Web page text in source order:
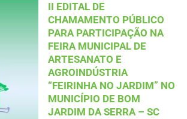
II EDITAL DE
CHAMAMENTO PÚBLICO
PARA PARTICIPAÇÃO NA
FEIRA MUNICIPAL DE
ARTESANATO E
AGROINDÚSTRIA
“FEIRINHA NO JARDIM” NO
MUNICÍPIO DE BOM
JARDIM DA SERRA – SC